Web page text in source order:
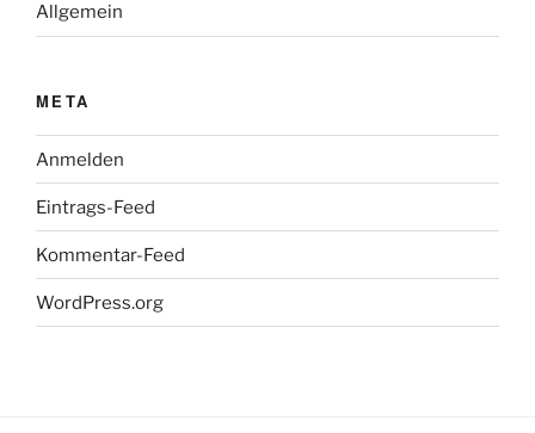
Allgemein
META
Anmelden
Eintrags-Feed
Kommentar-Feed
WordPress.org